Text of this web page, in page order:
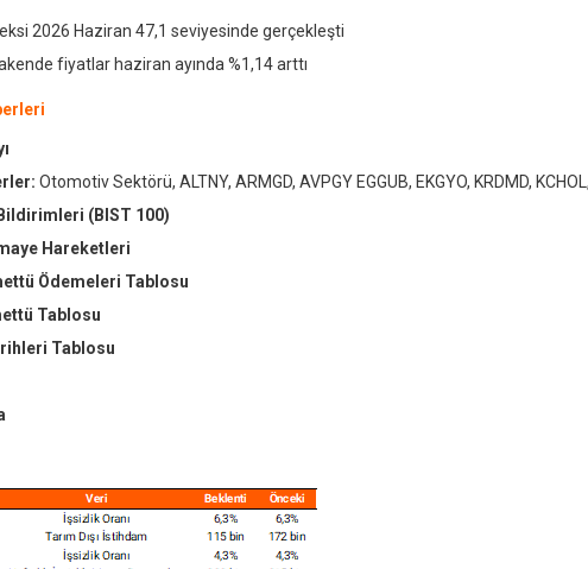
2026 Haziran 47,1 seviyesinde gerçekleşti
fiyatlar haziran ayında %1,14 arttı
Otomotiv Sektörü, ALTNY, ARMGD, AVPGY EGGUB, EKGYO, KRDMD, KCHOL,
(BIST 100)
Hareketleri
Ödemeleri Tablosu
Tablosu
Tablosu